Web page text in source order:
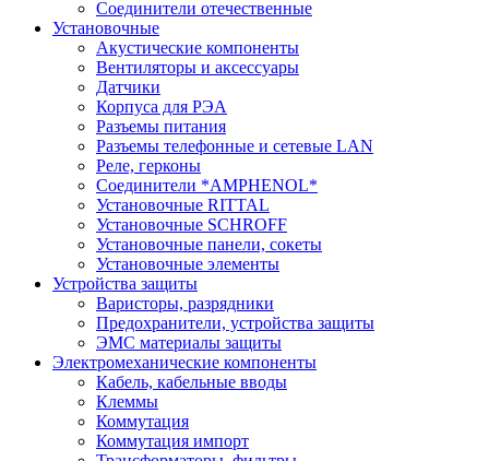
Соединители отечественные
Установочные
Акустические компоненты
Вентиляторы и аксессуары
Датчики
Корпуса для РЭА
Разъемы питания
Разъемы телефонные и сетевые LAN
Реле, герконы
Соединители *AMPHENOL*
Установочные RITTAL
Установочные SCHROFF
Установочные панели, сокеты
Установочные элементы
Устройства защиты
Варисторы, разрядники
Предохранители, устройства защиты
ЭМС материалы защиты
Электромеханические компоненты
Кабель, кабельные вводы
Клеммы
Коммутация
Коммутация импорт